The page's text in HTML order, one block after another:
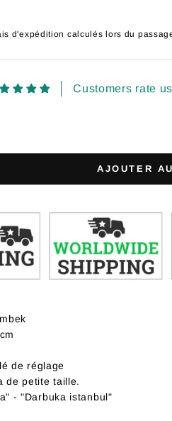
d'expédition calculés lors du
Customers rate
AJOUTER
de réglage
de petite taille.
- "Darbuka istanbul"